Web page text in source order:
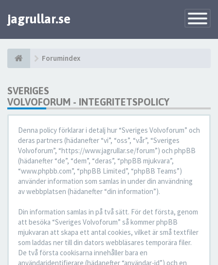
Toggle
jagrullar.se
Forumindex
SVERIGES
VOLVOFORUM - INTEGRITETSPOLICY
Denna policy förklarar i detalj hur “Sveriges Volvoforum” och
deras partners (hädanefter “vi”, “oss”, “vår”, “Sveriges
Volvoforum”, “https://www.jagrullar.se/forum”) och phpBB
(hädanefter “de”, “dem”, “deras”, “phpBB mjukvara”,
“www.phpbb.com”, “phpBB Limited”, “phpBB Teams”)
använder information som samlas in under din användning
av webbplatsen (hädanefter “din information”).
Din information samlas in på två sätt. För det första, genom
att besöka “Sveriges Volvoforum” så kommer phpBB
mjukvaran att skapa ett antal cookies, vilket är små textfiler
som laddas ner till din dators webbläsares temporära filer.
De två första cookisarna innehåller bara en
användaridentifierare (hädanefter “användar-id”) och en